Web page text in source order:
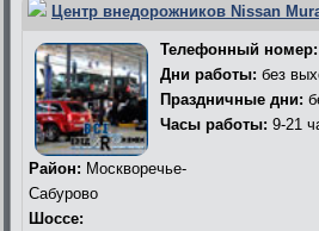
Центр внедорожников Nissan
Телефонный номер:
Дни работы: без
Праздничные дни:
Часы работы: 9-21
Район: Москворечье-
Сабурово
Шоссе: